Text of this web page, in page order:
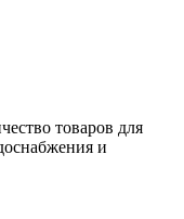
товаров для
и